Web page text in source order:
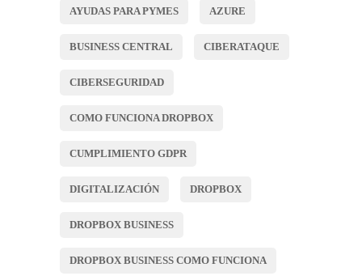
AYUDAS PARA PYMES AZURE
BUSINESS CENTRAL CIBERATAQUE
CIBERSEGURIDAD
COMO FUNCIONA DROPBOX
CUMPLIMIENTO GDPR
DIGITALIZACIÓN DROPBOX
DROPBOX BUSINESS
DROPBOX BUSINESS COMO FUNCIONA